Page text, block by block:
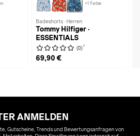
+1 Farbe
Badeshorts · Herren
Tommy Hilfiger ·
ESSENTIALS
(0) 1
69,90 €
ANMELDEN
Gutscheine, Trends und Bewertungsanfragen von